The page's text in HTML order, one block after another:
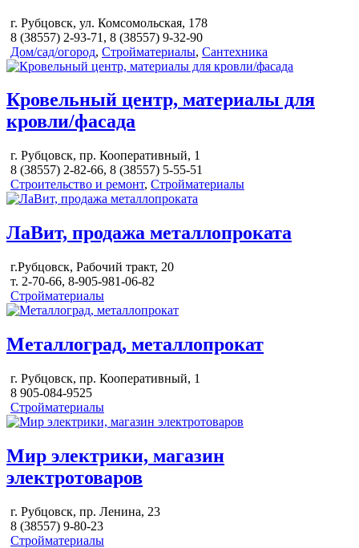
г. Рубцовск, ул. Комсомольская, 178
8 (38557) 2-93-71, 8 (38557) 9-32-90
Дом/сад/огород, Стройматериалы, Сантехника
Кровельный центр, материалы для
кровли/фасада
г. Рубцовск, пр. Кооперативный, 1
8 (38557) 2-82-66, 8 (38557) 5-55-51
Строительство и ремонт, Стройматериалы
ЛаВит, продажа металлопроката
г.Рубцовск, Рабочий тракт, 20
т. 2-70-66, 8-905-981-06-82
Стройматериалы
Металлоград, металлопрокат
г. Рубцовск, пр. Кооперативный, 1
8 905-084-9525
Стройматериалы
Мир электрики, магазин
электротоваров
г. Рубцовск, пр. Ленина, 23
8 (38557) 9-80-23
Стройматериалы